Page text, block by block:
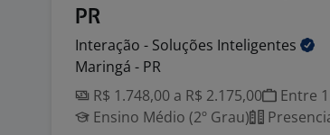
PR
Interação - Soluções Inteligentes
Maringá - PR
R$ 1.748,00 a R$ 2.175,00
Entre
Ensino Médio (2º Grau)